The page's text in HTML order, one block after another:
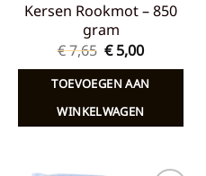
Kersen Rookmot – 850
gram
€7,65 Oorspronkelijke
prijs
was:
€ 7,65.
€5,00Huidige
is:
€ 5,00.
TOEVOEGEN AAN
WINKELWAGEN